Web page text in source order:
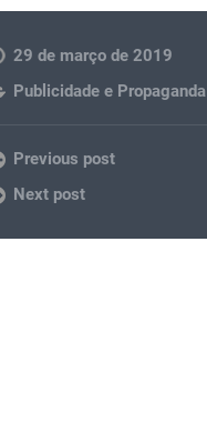
29 de março de 2019
Publicidade e Propaganda
Previous post
Next post